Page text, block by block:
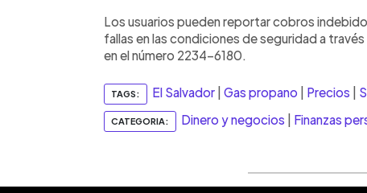
Los usuarios pueden reportar cobros
fallas en las condiciones de seguridad a
en el número 2234-6180.
TAGS: El Salvador Gas propano Precios
CATEGORIA: Dinero y negocios Finanzas